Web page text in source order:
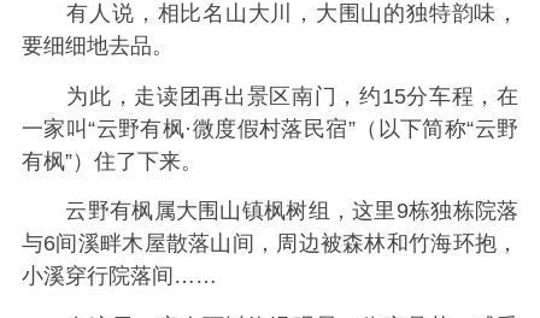
有人说，相比名山大川，大围山的独特韵味，
要细细地去品。
为此，走读团再出景区南门，约15分车程，在
一家叫“云野有枫·微度假村落民宿”（以下简称“云野
有枫”）住了下来。
云野有枫属大围山镇枫树组，这里9栋独栋院落
与6间溪畔木屋散落山间，周边被森林和竹海环抱，
小溪穿行院落间……